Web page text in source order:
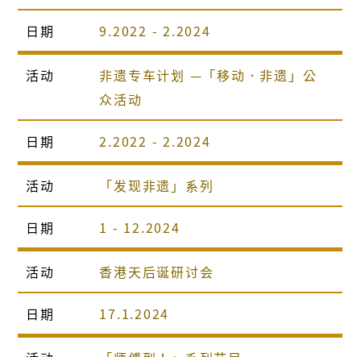
日期 9.2022 - 2.2024
活动
非遗专车计划 —「移动．非遗」公
众活动
日期 2.2022 - 2.2024
活动 「发现非遗」系列
日期 1 - 12.2024
活动 香港天后诞研讨会
日期 17.1.2024